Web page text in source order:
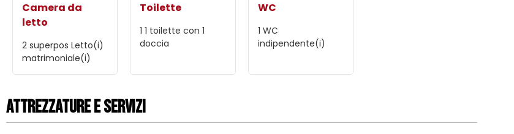
Camera da
letto
2 superpos Letto(i)
matrimoniale(i)
Toilette
1 1 toilette con 1
doccia
WC
1 WC
indipendente(i)
Attrezzature e Servizi